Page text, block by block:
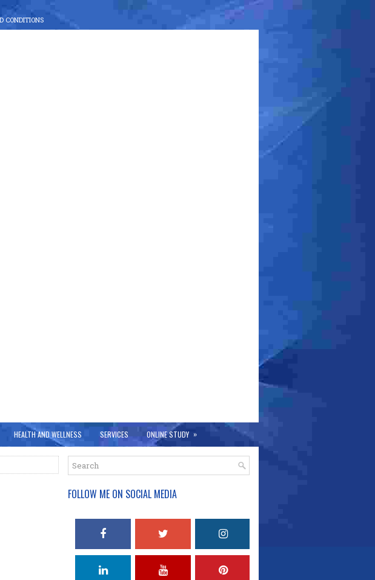
CONDITIONS
HEALTH AND WELLNESS SERVICES ONLINE STUDY »
FOLLOW ME ON SOCIAL MEDIA